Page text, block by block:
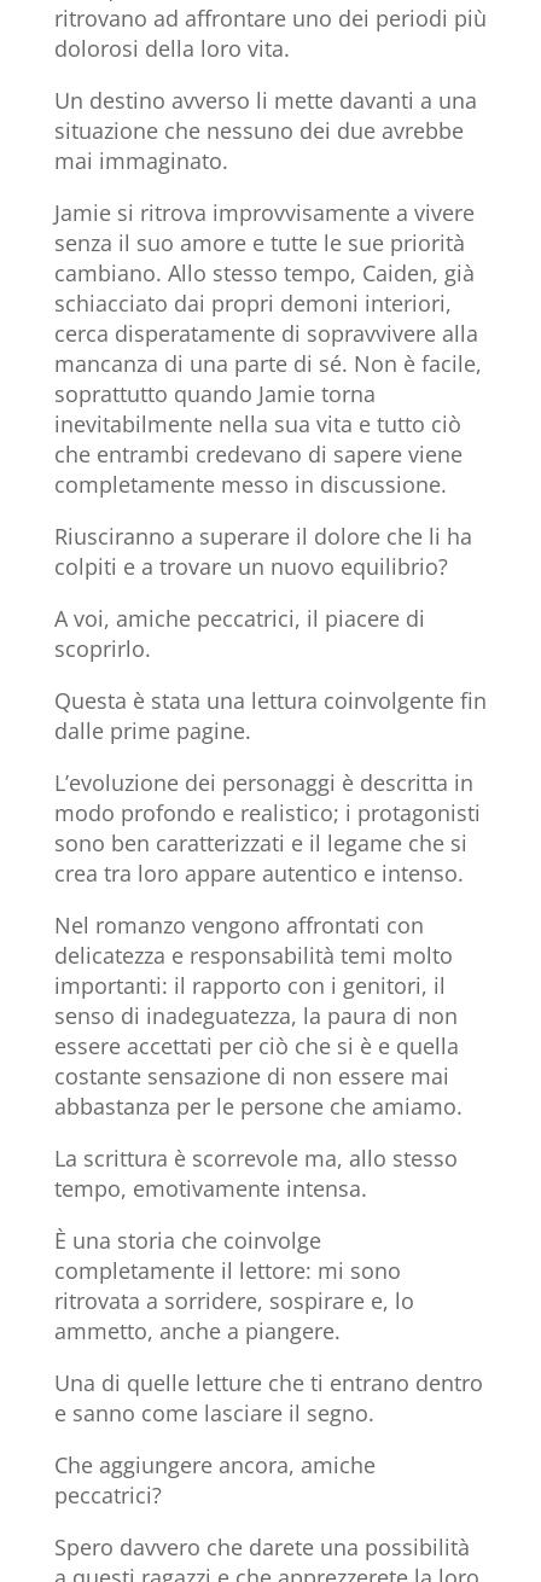
ritrovano ad affrontare uno dei periodi più
dolorosi della loro vita.
Un destino avverso li mette davanti a una
situazione che nessuno dei due avrebbe
mai immaginato.
Jamie si ritrova improvvisamente a vivere
senza il suo amore e tutte le sue priorità
cambiano. Allo stesso tempo, Caiden, già
schiacciato dai propri demoni interiori,
cerca disperatamente di sopravvivere alla
mancanza di una parte di sé. Non è facile,
soprattutto quando Jamie torna
inevitabilmente nella sua vita e tutto ciò
che entrambi credevano di sapere viene
completamente messo in discussione.
Riusciranno a superare il dolore che li ha
colpiti e a trovare un nuovo equilibrio?
A voi, amiche peccatrici, il piacere di
scoprirlo.
Questa è stata una lettura coinvolgente fin
dalle prime pagine.
L’evoluzione dei personaggi è descritta in
modo profondo e realistico; i protagonisti
sono ben caratterizzati e il legame che si
crea tra loro appare autentico e intenso.
Nel romanzo vengono affrontati con
delicatezza e responsabilità temi molto
importanti: il rapporto con i genitori, il
senso di inadeguatezza, la paura di non
essere accettati per ciò che si è e quella
costante sensazione di non essere mai
abbastanza per le persone che amiamo.
La scrittura è scorrevole ma, allo stesso
tempo, emotivamente intensa.
È una storia che coinvolge
completamente il lettore: mi sono
ritrovata a sorridere, sospirare e, lo
ammetto, anche a piangere.
Una di quelle letture che ti entrano dentro
e sanno come lasciare il segno.
Che aggiungere ancora, amiche
peccatrici?
Spero davvero che darete una possibilità